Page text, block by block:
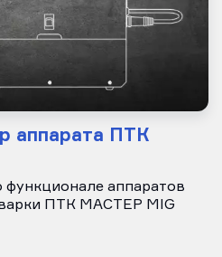
аппарата ПТК
аппаратов
ПТК МАСТЕР MIG